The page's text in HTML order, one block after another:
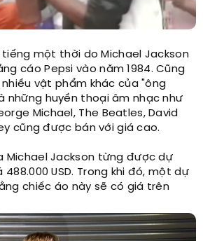
một thời do Michael Jackson
cáo Pepsi vào năm 1984. Cũng
vật phẩm khác của "ông
những huyền thoại âm nhạc như
Michael, The Beatles, David
cũng được bán với giá cao.
Michael Jackson từng được dự
USD. Trong khi đó, một dự
chiếc áo này sẽ có giá trên